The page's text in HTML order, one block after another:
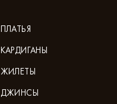
ПЛАТЬЯ
КАРДИГАНЫ
ЖИЛЕТЫ
ДЖИНСЫ